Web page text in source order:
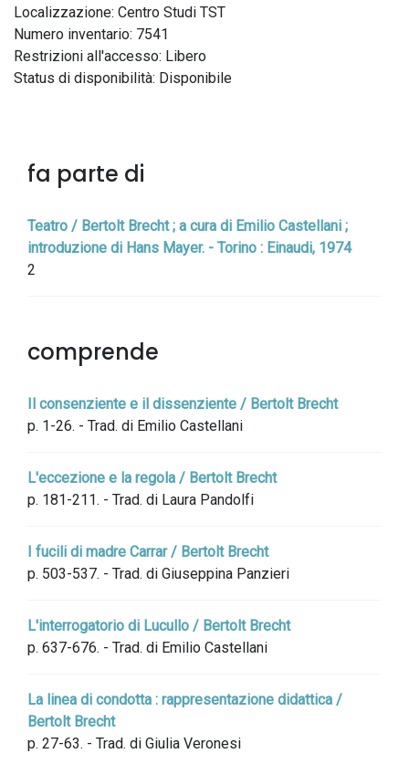
Localizzazione: Centro Studi TST
Numero inventario: 7541
Restrizioni all'accesso: Libero
Status di disponibilità: Disponibile
fa parte di
Teatro / Bertolt Brecht ; a cura di Emilio Castellani ;
introduzione di Hans Mayer. - Torino : Einaudi, 1974
2
comprende
Il consenziente e il dissenziente / Bertolt Brecht
p. 1-26. - Trad. di Emilio Castellani
L'eccezione e la regola / Bertolt Brecht
p. 181-211. - Trad. di Laura Pandolfi
I fucili di madre Carrar / Bertolt Brecht
p. 503-537. - Trad. di Giuseppina Panzieri
L'interrogatorio di Lucullo / Bertolt Brecht
p. 637-676. - Trad. di Emilio Castellani
La linea di condotta : rappresentazione didattica /
Bertolt Brecht
p. 27-63. - Trad. di Giulia Veronesi